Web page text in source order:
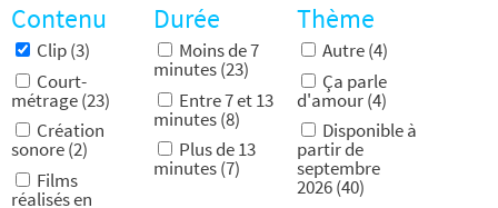
Contenu
Clip (3)
Court-
métrage (23)
Création
sonore (2)
Films
réalisés en
Durée
Moins de 7
minutes (23)
Entre 7 et 13
minutes (8)
Plus de 13
minutes (7)
Thème
Autre (4)
Ça parle
d'amour (4)
Disponible à
partir de
septembre
2026 (40)